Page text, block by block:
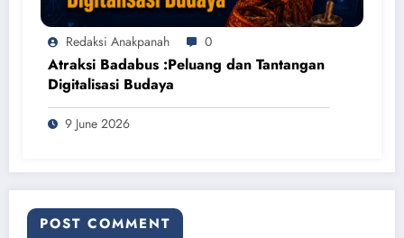
Redaksi Anakpanah 0
Atraksi Badabus :Peluang dan Tantangan
Digitalisasi Budaya
9 June 2026
POST COMMENT